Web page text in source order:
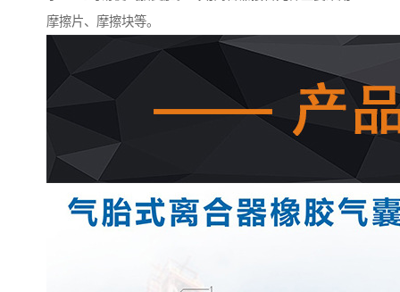
摩擦片、摩擦块等。